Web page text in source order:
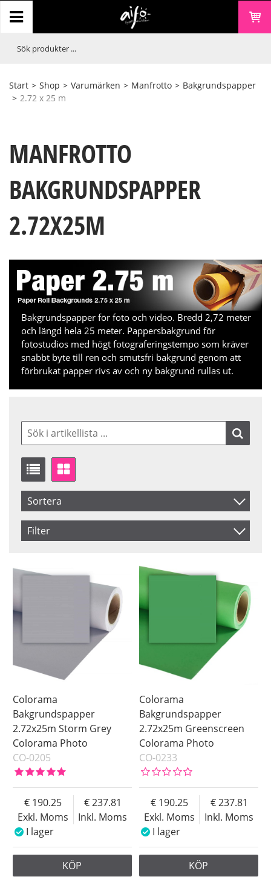
Start > Shop > Varumärken > Manfrotto > Bakgrundspapper
> 2.72 x 25 m
MANFROTTO
BAKGRUNDSPAPPER
2.72X25M
Bakgrundspapper för foto och video. Bredd 2,72 meter
och längd hela 25 meter. Pappersbakgrund för
fotostudios med högt fotograferingstempo som kräver
snabbt byte till ren och smutsfri bakgrund genom att
förbrukat papper rivs av och ny bakgrund rullas ut.
Sortera
Artikelkod
Inkl. Moms
Filter
Colorama
Bakgrundspapper
2.72x25m Storm Grey
Colorama Photo
CO-0205
Exkl. Moms
190.25
Inkl. Moms
237.81
I lager
KÖP
Colorama
Bakgrundspapper
2.72x25m Greenscreen
Colorama Photo
CO-0233
Exkl. Moms
190.25
Inkl. Moms
237.81
I lager
KÖP